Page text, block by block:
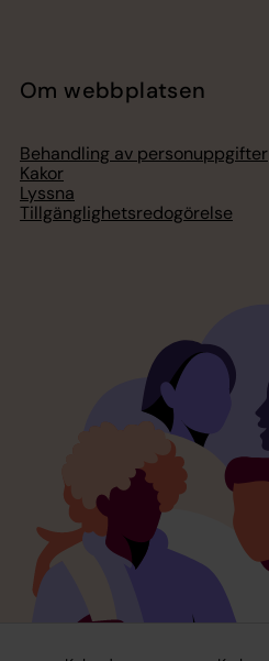
Om webbplatsen
Behandling av personuppgifter
Kakor
Lyssna
Tillgänglighetsredogörelse